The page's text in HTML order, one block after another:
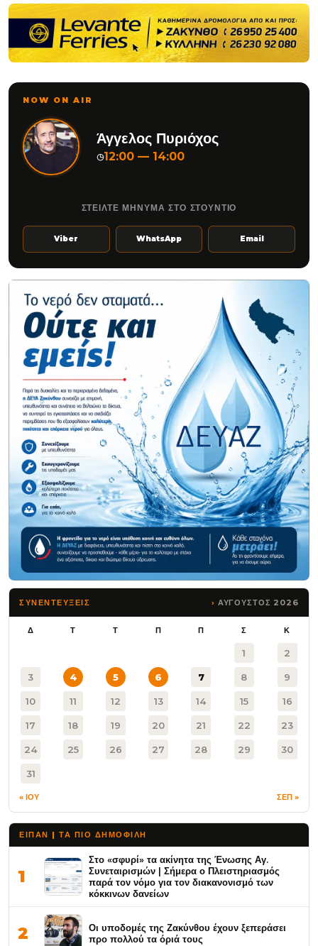
NOW ON AIR
Άγγελος Πυριόχος
◷12:00 — 14:00
ΣΤΕΙΛΤΕ ΜΗΝΥΜΑ ΣΤΟ ΣΤΟΥΝΤΙΟ
Viber WhatsApp Email
ΣΥΝΕΝΤΕΥΞΕΙΣ ΑΥΓΟΥΣΤΟΣ 2026
Δ Τ Τ Π Π Σ Κ
1 2
3 4 5 6 7 8 9
10 11 12 13 14 15 16
17 18 19 20 21 22 23
24 25 26 27 28 29 30
31
« ΙΟΥ ΣΕΠ »
ΕΙΠΑΝ | ΤΑ ΠΙΟ ΔΗΜΟΦΙΛΉ
1
Στο «σφυρί» τα ακίνητα της Ένωσης Αγ.
Συνεταιρισμών | Σήμερα ο Πλειστηριασμός
παρά τον νόμο για τον διακανονισμό των
κόκκινων δανείων
2
Οι υποδομές της Ζακύνθου έχουν ξεπεράσει
προ πολλού τα όριά τους